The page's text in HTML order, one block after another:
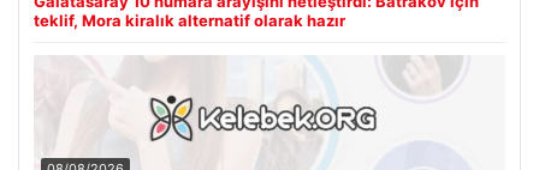
teklif, Mora kiralık alternatif olarak hazır